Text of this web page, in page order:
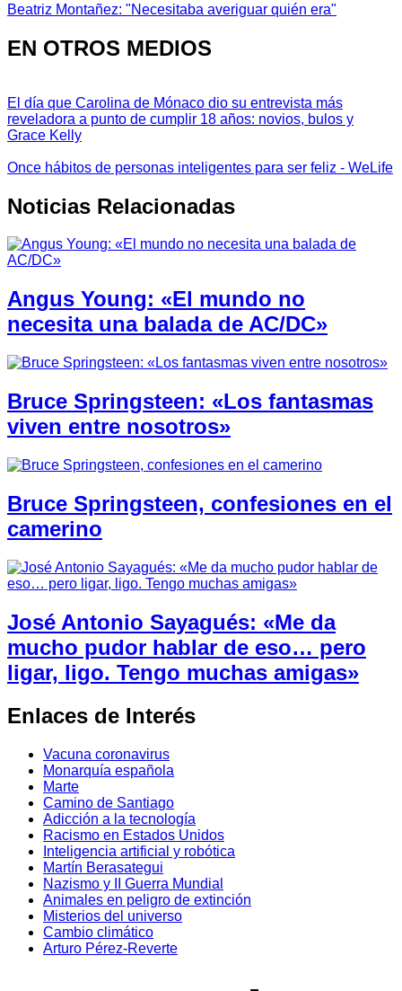
Beatriz Montañez: "Necesitaba averiguar quién era"
EN OTROS MEDIOS
El día que Carolina de Mónaco dio su entrevista más
reveladora a punto de cumplir 18 años: novios, bulos y
Grace Kelly
Once hábitos de personas inteligentes para ser feliz - WeLife
Noticias Relacionadas
Angus Young: «El mundo no
necesita una balada de AC/DC»
Bruce Springsteen: «Los fantasmas
viven entre nosotros»
Bruce Springsteen, confesiones en el
camerino
José Antonio Sayagués: «Me da
mucho pudor hablar de eso… pero
ligar, ligo. Tengo muchas amigas»
Enlaces de Interés
Vacuna coronavirus
Monarquía española
Marte
Camino de Santiago
Adicción a la tecnología
Racismo en Estados Unidos
Inteligencia artificial y robótica
Martín Berasategui
Nazismo y II Guerra Mundial
Animales en peligro de extinción
Misterios del universo
Cambio climático
Arturo Pérez-Reverte